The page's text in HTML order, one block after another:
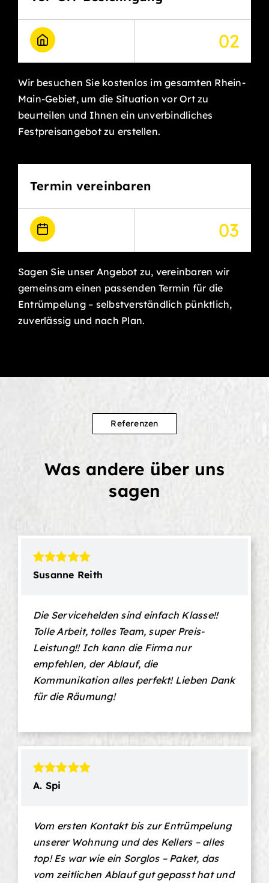
02
Wir besuchen Sie kostenlos im gesamten Rhein-
Main-Gebiet, um die Situation vor Ort zu
beurteilen und Ihnen ein unverbindliches
Festpreisangebot zu erstellen.
Termin vereinbaren
03
Sagen Sie unser Angebot zu, vereinbaren wir
gemeinsam einen passenden Termin für die
Entrümpelung – selbstverständlich pünktlich,
zuverlässig und nach Plan.
Susanne Reith
Die Servicehelden sind einfach Klasse!!
Tolle Arbeit, tolles Team, super Preis-
Leistung!! Ich kann die Firma nur
empfehlen, der Ablauf, die
Kommunikation alles perfekt! Lieben Dank
für die Räumung!
Referenzen
Was andere über uns
sagen
A. Spi
Vom ersten Kontakt bis zur Entrümpelung
unserer Wohnung und des Kellers – alles
top! Es war wie ein Sorglos – Paket, das
vom zeitlichen Ablauf gut gepasst hat und